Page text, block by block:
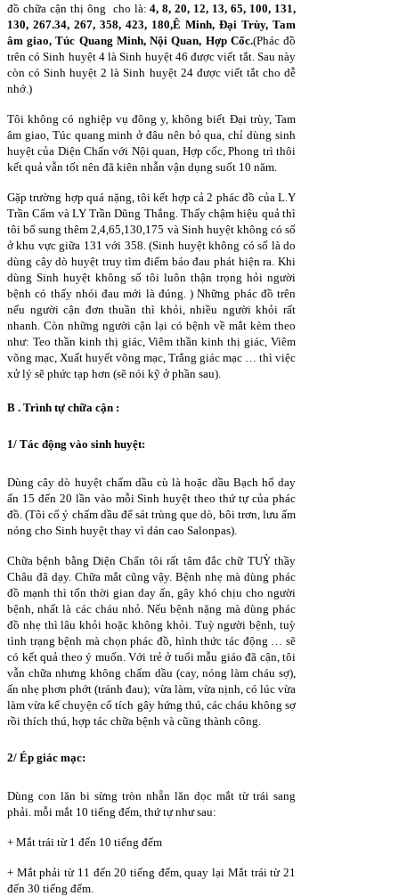
đồ chữa cận thị ông cho là:4, 8, 20, 12, 13, 65, 100, 131,
130, 267.34, 267, 358, 423, 180,Ê Minh, Đại Trùy, Tam
âm giao, Túc Quang Minh, Nội Quan, Hợp Cốc.(Phác đồ
trên có Sinh huyệt 4 là Sinh huyệt 46 được viết tắt. Sau này
còn có Sinh huyệt 2 là Sinh huyệt 24 được viết tắt cho dễ
nhớ.)
Tôi không có nghiệp vụ đông y, không biết Đại trùy, Tam
âm giao, Túc quang minh ở đâu nên bỏ qua, chỉ dùng sinh
huyệt của Diện Chẩn với Nội quan, Hợp cốc, Phong trì thôi
kết quả vẫn tốt nên đã kiên nhẫn vận dụng suốt 10 năm.
Gặp trường hợp quá nặng, tôi kết hợp cả 2 phác đồ của L.Y
Trần Cẩm và LY Trần Dũng Thắng. Thấy chậm hiệu quả thì
tôi bổ sung thêm 2,4,65,130,175 và Sinh huyệt không có số
ở khu vực giữa 131 với 358. (Sinh huyệt không có số là do
dùng cây dò huyệt truy tìm điểm báo đau phát hiện ra. Khi
dùng Sinh huyệt không số tôi luôn thận trọng hỏi người
bệnh có thấy nhói đau mới là đúng. ) Những phác đồ trên
nếu người cận đơn thuần thì khỏi, nhiều người khỏi rất
nhanh. Còn những người cận lại có bệnh về mắt kèm theo
như: Teo thần kinh thị giác, Viêm thần kinh thị giác, Viêm
võng mạc, Xuất huyết võng mạc, Trắng giác mạc … thì việc
xử lý sẽ phức tạp hơn (sẽ nói kỹ ở phần sau).
B . Trình tự chữa cận :
1/ Tác động vào sinh huyệt:
Dùng cây dò huyệt chấm dầu cù là hoặc dầu Bạch hổ day
ấn 15 đến 20 lần vào mỗi Sinh huyệt theo thứ tự của phác
đồ. (Tôi cố ý chấm dầu để sát trùng que dò, bôi trơn, lưu ấm
nóng cho Sinh huyệt thay vì dán cao Salonpas).
Chữa bệnh bằng Diện Chẩn tôi rất tâm đắc chữ TUỲ thầy
Châu đã dạy. Chữa mắt cũng vậy. Bệnh nhẹ mà dùng phác
đồ mạnh thì tốn thời gian day ấn, gây khó chịu cho người
bệnh, nhất là các cháu nhỏ. Nếu bệnh nặng mà dùng phác
đồ nhẹ thì lâu khỏi hoặc không khỏi. Tuỳ người bệnh, tuỳ
tình trạng bệnh mà chọn phác đồ, hình thức tác động … sẽ
có kết quả theo ý muốn. Với trẻ ở tuổi mẫu giáo đã cận, tôi
vẫn chữa nhưng không chấm dầu (cay, nóng làm cháu sợ),
ấn nhẹ phơn phớt (tránh đau); vừa làm, vừa nịnh, có lúc vừa
làm vừa kể chuyện cổ tích gây hứng thú, các cháu không sợ
rồi thích thú, hợp tác chữa bệnh và cũng thành công.
2/ Ép giác mạc:
Dùng con lăn bi sừng tròn nhẵn lăn dọc mắt từ trái sang
phải. mỗi mắt 10 tiếng đếm, thứ tự như sau:
+ Mắt trái từ 1 đến 10 tiếng đếm
+ Mắt phải từ 11 đến 20 tiếng đếm, quay lại Mắt trái từ 21
đến 30 tiếng đếm.